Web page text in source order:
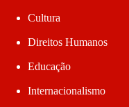
Cultura
Direitos Humanos
Educação
Internacionalismo